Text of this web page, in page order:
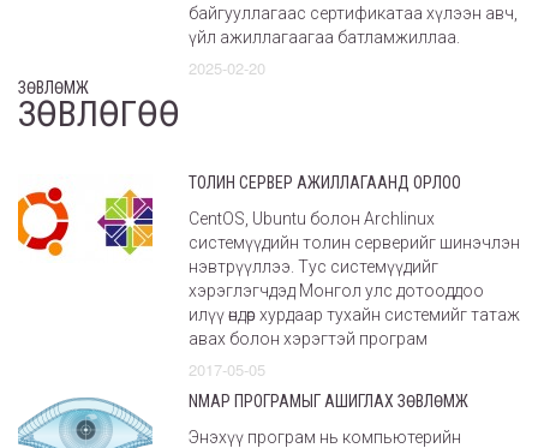
байгууллагаас сертификатаа хүлээн авч,
үйл ажиллагаагаа батламжиллаа.
2025-02-20
ЗӨВЛӨМЖ
ЗӨВЛӨГӨӨ
ТОЛИН СЕРВЕР АЖИЛЛАГААНД ОРЛОО
CentOS, Ubuntu болон Archlinux
системүүдийн толин серверийг шинэчлэн
нэвтрүүллээ. Тус системүүдийг
хэрэглэгчдэд Монгол улс дотооддоо
илүү өндөр хурдаар тухайн системийг татаж
авах болон хэрэгтэй програм
2017-05-05
NMAP ПРОГРАМЫГ АШИГЛАХ ЗӨВЛӨМЖ
Энэхүү програм нь компьютерийн